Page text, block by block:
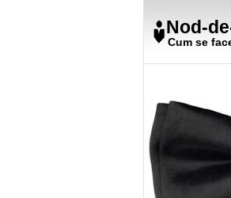
Nod-
Cum se